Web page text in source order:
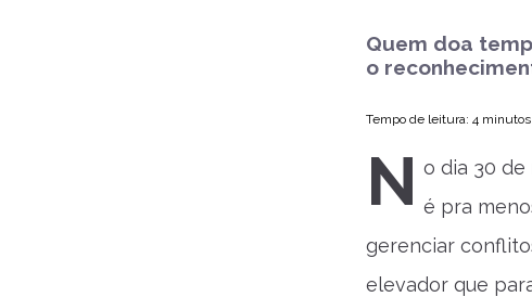
Quem doa
o
Tempo de leitura: 4 minutos
N o dia 30 de
é pra
gerenciar
elevador que